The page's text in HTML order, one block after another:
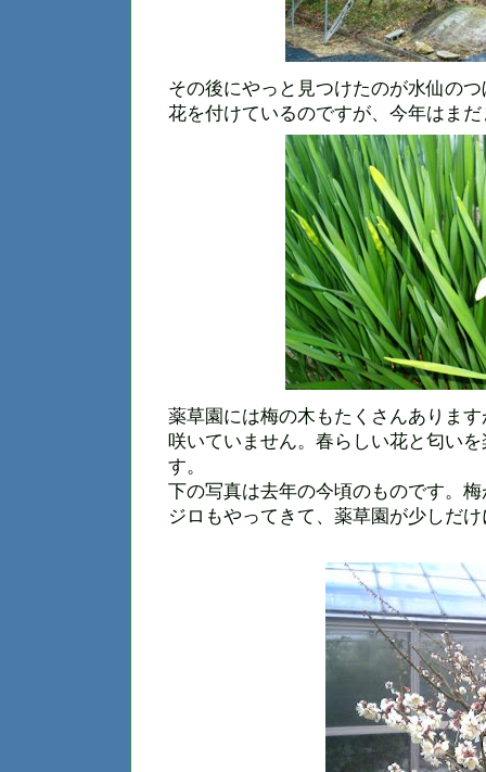
その後にやっと見つけたのが水仙の
花を付けているのですが、今年はま
薬草園には梅の木もたくさんありま
咲いていません。春らしい花と匂い
す。
下の写真は去年の今頃のものです。
ジロもやってきて、薬草園が少しだ